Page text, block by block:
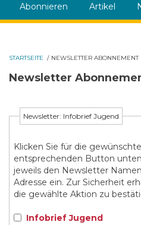
Abonnieren Artikel
STARTSEITE / NEWSLETTER ABONNEMENT
Newsletter
Newsletter: Infobrief Jugend
Klicken Sie für die
entsprechenden Button
jeweils den Newsletter
Adresse ein. Zur Sicherheit
die gewählte Aktion zu
Infobrief Jugend